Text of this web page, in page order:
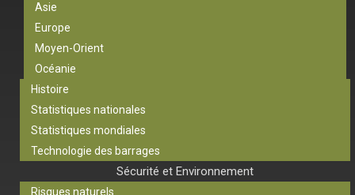
Asie
Europe
Moyen-Orient
Océanie
Histoire
Statistiques nationales
Statistiques mondiales
Technologie des barrages
Sécurité et Environnement
Risques naturels